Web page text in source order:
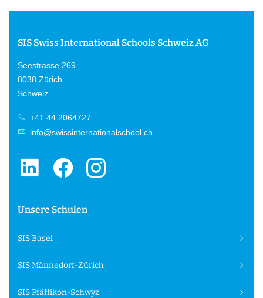
SIS Swiss International Schools Schweiz AG
Seestrasse 269
8038 Zürich
Schweiz
+41 44 2064727
info@swissinternationalschool.ch
Unsere Schulen
SIS Basel
SIS Männedorf-Zürich
SIS Pfäffikon-Schwyz